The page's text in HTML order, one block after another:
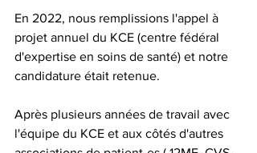
En 2022, nous remplissions l'appel à
projet annuel du KCE (centre fédéral
d'expertise en soins de santé) et notre
candidature était retenue.
Après plusieurs années de travail avec
l'équipe du KCE et aux côtés d'autres